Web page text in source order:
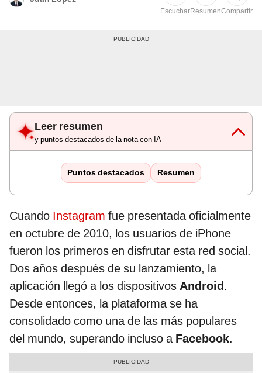
EscucharResumenCompartir
Leer resumen
y puntos destacados de la nota con IA
Puntos destacados Resumen
Cuando Instagram fue presentada oficialmente
en octubre de 2010, los usuarios de iPhone
fueron los primeros en disfrutar esta red social.
Dos años después de su lanzamiento, la
aplicación llegó a los dispositivos Android.
Desde entonces, la plataforma se ha
consolidado como una de las más populares
del mundo, superando incluso a Facebook.